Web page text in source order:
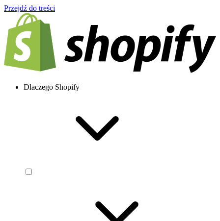
Przejdź do treści
Dlaczego Shopify